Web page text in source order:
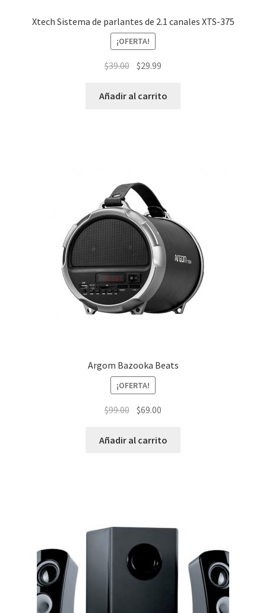
Xtech Sistema de parlantes de 2.1 canales XTS-375
¡OFERTA!
$39.00 El
original
$29.99
actual
Añadir al carrito
Argom Bazooka Beats
¡OFERTA!
$99.00 El
original
$69.00
actual
Añadir al carrito